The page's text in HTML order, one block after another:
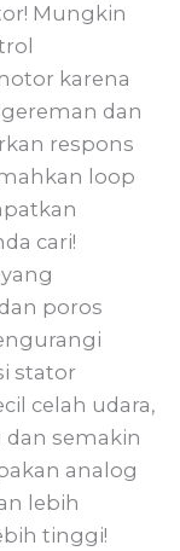
Mungkin
karena
dan
respons
loop
cari!
poros
stator
celah udara,
semakin
analog
lebih
tinggi!